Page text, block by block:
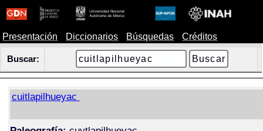
Presentación Diccionarios Búsquedas Créditos
Buscar:
cuitlapilhueyac